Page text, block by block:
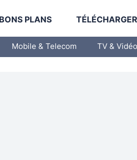
BONS PLANS
Mobile & Telecom TV & Vidéo